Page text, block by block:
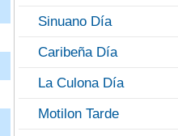
Sinuano Día
Caribeña Día
La Culona Día
Motilon Tarde